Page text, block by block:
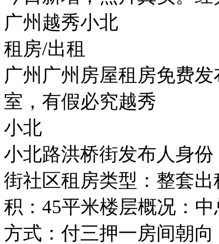
广州越秀小北
租房/出租
广州广州房屋租房免费
室，有假必究越秀
小北
小北路洪桥街发布人身
街社区租房类型：整套
积：45平米楼层概况：
方式：付三押一房间朝